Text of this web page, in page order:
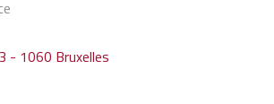
- 1060 Bruxelles